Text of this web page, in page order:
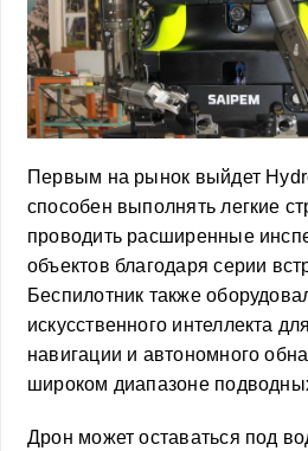
Первым на рынок выйдет
способен выполнять легкие
проводить расширенные
объектов благодаря серии
Беспилотник также
искусственного интеллекта
навигации и автономного
широком диапазоне
Дрон может оставаться под